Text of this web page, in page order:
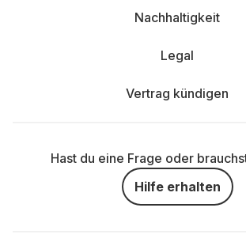
Nachhaltigkeit
Legal
Vertrag kündigen
Hast du eine Frage oder
Hilfe erhalten